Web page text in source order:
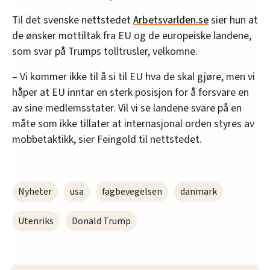
Til det svenske nettstedetArbetsvarlden.sesier hun at
de ønsker mottiltak fra EU og de europeiske landene,
som svar på Trumps tolltrusler, velkomne.
– Vi kommer ikke til å si til EU hva de skal gjøre, men vi
håper at EU inntar en sterk posisjon for å forsvare en
av sine medlemsstater. Vil vi se landene svare på en
måte som ikke tillater at internasjonal orden styres av
mobbetaktikk, sier Feingold til nettstedet.
Nyheter usa fagbevegelsen danmark
Utenriks Donald Trump